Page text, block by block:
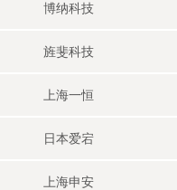
博纳科技
旌斐科技
上海一恒
日本爱宕
上海申安